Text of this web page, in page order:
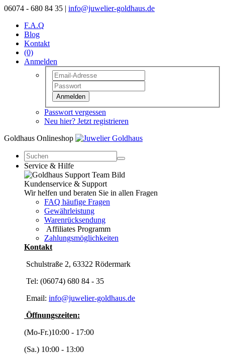
06074 - 680 84 35 | info@juwelier-goldhaus.de
F.A.Q
Blog
Kontakt
(0)
Anmelden
Anmelden
Passwort vergessen
Neu hier? Jetzt registrieren
Goldhaus Onlineshop
Service & Hilfe
Kundenservice & Support
Wir helfen und beraten Sie in allen Fragen
FAQ häufige Fragen
Gewährleistung
Warenrücksendung
Affiliates Programm
Zahlungsmöglichkeiten
Kontakt
Schulstraße 2, 63322 Rödermark
Tel: (06074) 680 84 - 35
Email: info@juwelier-goldhaus.de
Öffnungszeiten:
(Mo-Fr.)10:00 - 17:00
(Sa.) 10:00 - 13:00